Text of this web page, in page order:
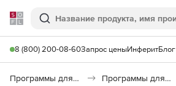
Softline
Поиск
8 (800) 200-08-60Запрос ценыИнферитБлог
Программы для программирования Программы для работы с базами данных